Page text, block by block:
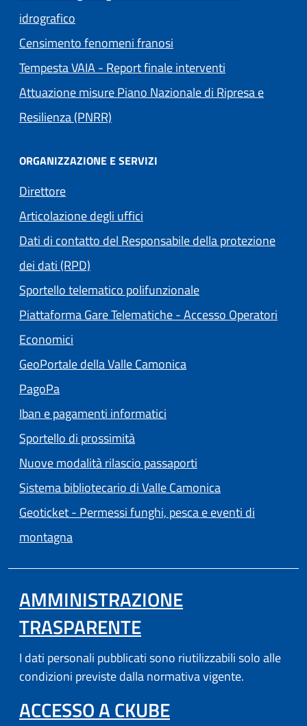
idrografico
Censimento fenomeni franosi
Tempesta VAIA - Report finale interventi
Attuazione misure Piano Nazionale di Ripresa e
Resilienza (PNRR)
ORGANIZZAZIONE E SERVIZI
Direttore
Articolazione degli uffici
Dati di contatto del Responsabile della protezione
dei dati (RPD)
Sportello telematico polifunzionale
Piattaforma Gare Telematiche - Accesso Operatori
Economici
GeoPortale della Valle Camonica
PagoPa
Iban e pagamenti informatici
Sportello di prossimità
Nuove modalità rilascio passaporti
Sistema bibliotecario di Valle Camonica
Geoticket - Permessi funghi, pesca e eventi di
montagna
AMMINISTRAZIONE
TRASPARENTE
I dati personali pubblicati sono riutilizzabili solo alle
condizioni previste dalla normativa vigente.
ACCESSO A CKUBE(APRE IN